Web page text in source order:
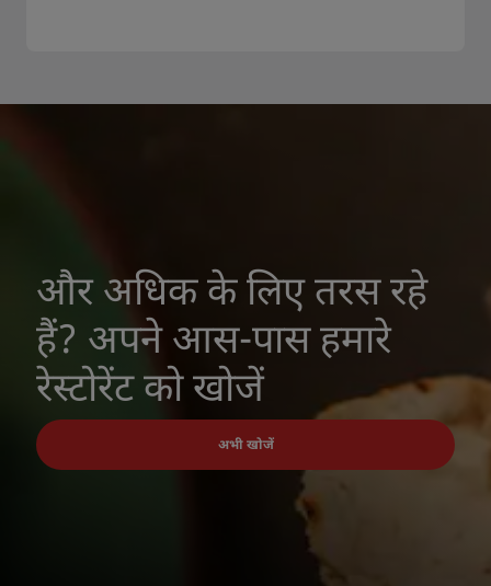
और अधिक के लिए तरस रहे
हैं? अपने आस-पास हमारे
रेस्टोरेंट को खोजें
अभी खोजें